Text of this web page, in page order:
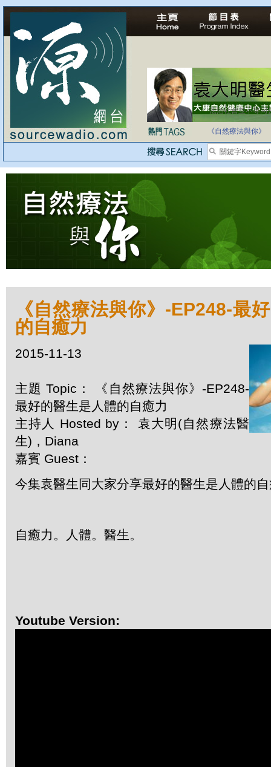
法治社會並不等同
《自然療法與你》
《自然療法與你》-EP248-最
的自癒力
2015-11-13
主題 Topic： 《自然療法與你》-EP248-
最好的醫生是人體的自癒力
主持人 Hosted by： 袁大明(自然療法醫
生)，Diana
嘉賓 Guest：
今集袁醫生同大家分享最好的醫生是人體的
自癒力。人體。醫生。
Youtube Version: